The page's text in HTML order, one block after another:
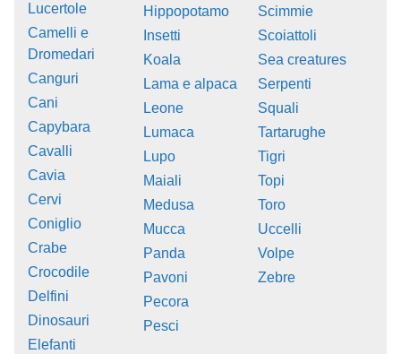
Lucertole
Camelli e
Dromedari
Canguri
Cani
Capybara
Cavalli
Cavia
Cervi
Coniglio
Crabe
Crocodile
Delfini
Dinosauri
Elefanti
Hippopotamo
Insetti
Koala
Lama e alpaca
Leone
Lumaca
Lupo
Maiali
Medusa
Mucca
Panda
Pavoni
Pecora
Pesci
Scimmie
Scoiattoli
Sea creatures
Serpenti
Squali
Tartarughe
Tigri
Topi
Toro
Uccelli
Volpe
Zebre